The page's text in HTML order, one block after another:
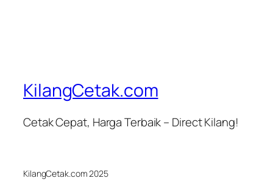
KilangCetak.com
Cetak Cepat, Harga Terbaik – Direct Kilang!
KilangCetak.com 2025